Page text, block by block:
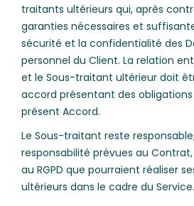
traitants ultérieurs qui, après
garanties nécessaires et
sécurité et la confidentialité des
personnel du Client. La relation
et le Sous-traitant ultérieur doit
accord présentant des obligations
présent Accord.
Le Sous-traitant reste
responsabilité prévues au
au RGPD que pourraient réaliser
ultérieurs dans le cadre du Service.